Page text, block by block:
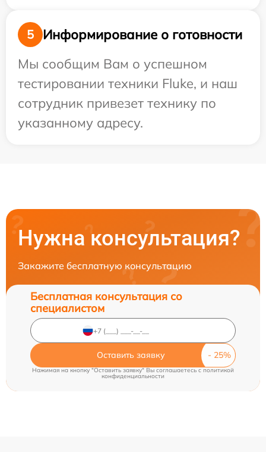
5
Информирование о готовности
Мы сообщим Вам о успешном
тестировании техники Fluke, и наш
сотрудник привезет технику по
указанному адресу.
Нужна консультация?
Закажите бесплатную консультацию
Бесплатная консультация со
специалистом
Оставить заявку
Нажимая на кнопку "Оставить заявку" Вы соглашаетесь cполитикой
конфиденциальности